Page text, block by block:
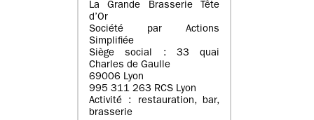
La Grande Brasserie Tête
d’Or
Société par Actions
Simplifiée
Siège social : 33 quai
Charles de Gaulle
69006 Lyon
995 311 263 RCS Lyon
Activité : restauration, bar,
brasserie